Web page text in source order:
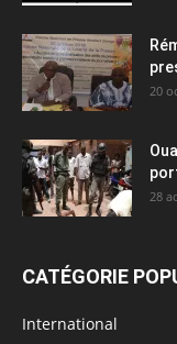
20
28
CATÉGORIE
International